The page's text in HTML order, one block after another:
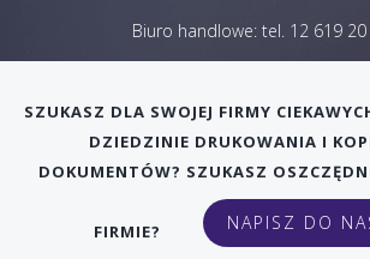
Biuro handlowe: tel. 12 619
SZUKASZ DLA SWOJEJ FIRMY
DZIEDZINIE DRUKOWANIA I
DOKUMENTÓW? SZUKASZ
FIRMIE? NAPISZ DO